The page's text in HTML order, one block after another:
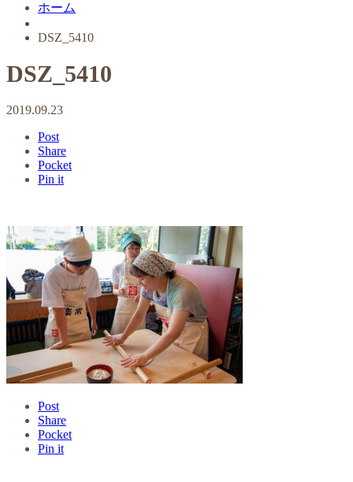
ホーム
DSZ_5410
DSZ_5410
2019.09.23
Post
Share
Pocket
Pin it
Post
Share
Pocket
Pin it